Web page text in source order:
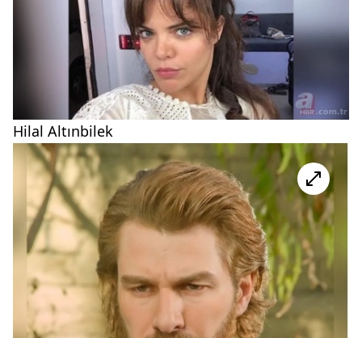
Hilal Altınbilek